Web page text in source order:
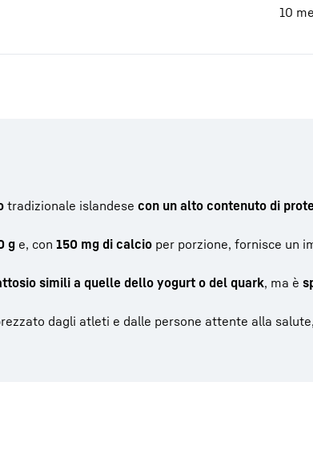
10
tradizionale islandese con un alto contenuto di
g e, con 150 mg di calcio per porzione, fornisce un
simili a quelle dello yogurt o del quark, ma è
dagli atleti e dalle persone attente alla